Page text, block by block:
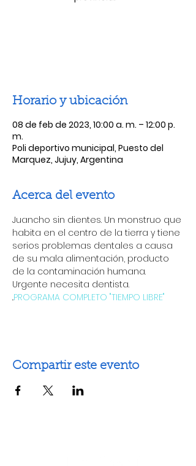
Horario y ubicación
08 de feb de 2023, 10:00 a. m. – 12:00 p.
m.
Poli deportivo municipal, Puesto del
Marquez, Jujuy, Argentina
Acerca del evento
Juancho sin dientes. Un monstruo que
habita en el centro de la tierra y tiene
serios problemas dentales a causa
de su mala alimentación, producto
de la contaminación humana.
Urgente necesita dentista.
..PROGRAMA COMPLETO "TIEMPO LIBRE"
Compartir este evento